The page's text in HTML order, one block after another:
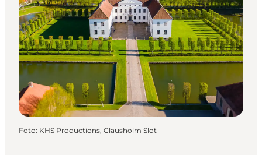
Foto: KHS Productions, Clausholm Slot